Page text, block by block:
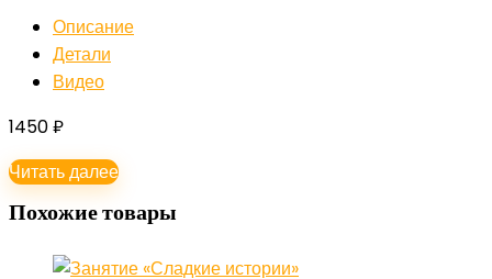
Описание
Детали
Видео
1450₽
Читать далее
Похожие товары